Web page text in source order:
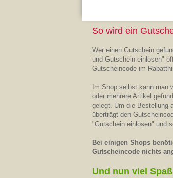
So wird ein
Wer einen Gutschein
und Gutschein einlösen"
Gutscheincode im
Im Shop selbst kann man
oder mehrere Artikel
gelegt. Um die Bestellung
überträgt den
"Gutschein einlösen" und
Bei einigen Shops
Gutscheincode nichts
Und nun viel